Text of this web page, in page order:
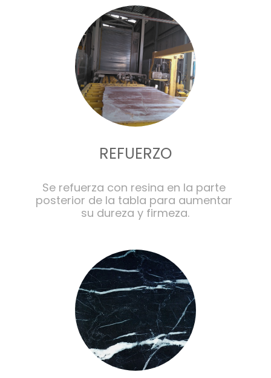
REFUERZO
Se refuerza con resina en la parte
posterior de la tabla para aumentar
su dureza y firmeza.